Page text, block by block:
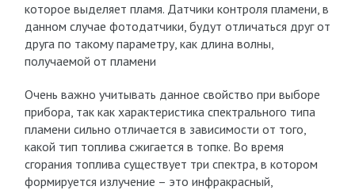
которое выделяет пламя. Датчики контроля пламени, в
данном случае фотодатчики, будут отличаться друг от
друга по такому параметру, как длина волны,
получаемой от пламени
Очень важно учитывать данное свойство при выборе
прибора, так как характеристика спектрального типа
пламени сильно отличается в зависимости от того,
какой тип топлива сжигается в топке. Во время
сгорания топлива существует три спектра, в котором
формируется излучение – это инфракрасный,